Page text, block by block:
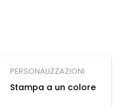
PERSONALIZZAZIONI
Stampa a un colore